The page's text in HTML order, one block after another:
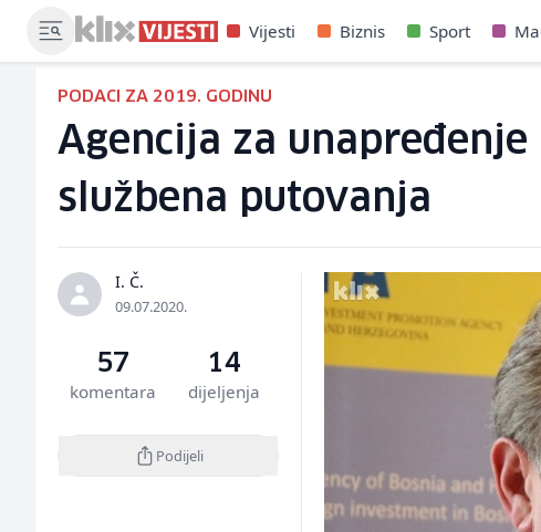
Vijesti Biznis Sport
PODACI ZA 2019. GODINU
Agencija za
službena putovanja
I. Č.
09.07.2020.
57
komentara
14
dijeljenja
Podijeli